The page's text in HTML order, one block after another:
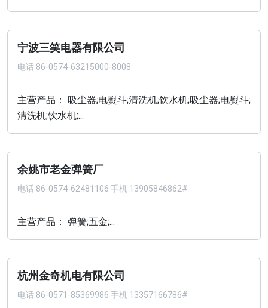
宁波三笑电器有限公司
电话 86-0574-63215000-8008
主营产品： 吸尘器;电熨斗;清洗机;饮水机;吸尘器;电熨斗;
清洗机;饮水机;...
余姚市老金弹簧厂
电话 86-0574-62481106 手机 13905846862#
主营产品： 弹簧;五金;...
杭州金奇机电有限公司
电话 86-0571-85369986 手机 13357166786#